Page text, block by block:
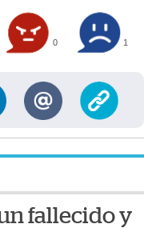
0 1
fallecido y